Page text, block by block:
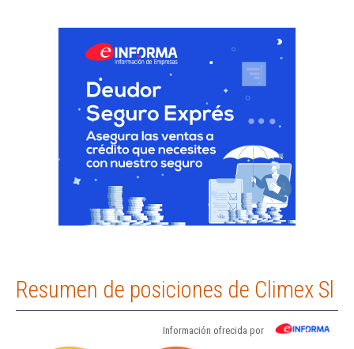
Resumen de posiciones de Climex Sl
Información ofrecida por